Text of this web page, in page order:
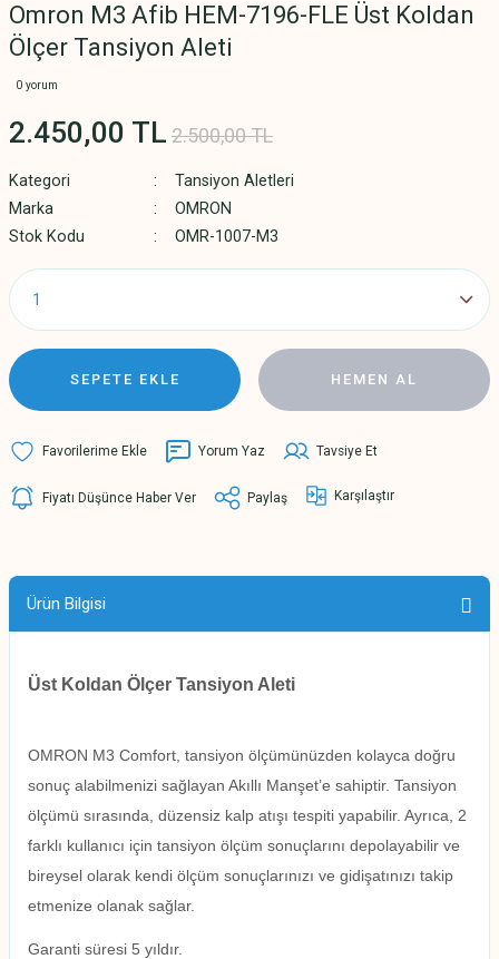
Omron M3 Afib HEM-7196-FLE Üst Koldan
Ölçer Tansiyon Aleti
0 yorum
2.450,00 TL 2.500,00 TL
Kategori
Tansiyon Aletleri
Marka
OMRON
Stok Kodu
OMR-1007-M3
SEPETE EKLE HEMEN AL
Yorum Yaz Tavsiye Et
Fiyatı Düşünce Haber Ver Paylaş Karşılaştır
Ürün Bilgisi
Üst Koldan Ölçer Tansiyon Aleti
OMRON M3 Comfort, tansiyon ölçümünüzden kolayca doğru
sonuç alabilmenizi sağlayan Akıllı Manşet’e sahiptir. Tansiyon
ölçümü sırasında, düzensiz kalp atışı tespiti yapabilir. Ayrıca, 2
farklı kullanıcı için tansiyon ölçüm sonuçlarını depolayabilir ve
bireysel olarak kendi ölçüm sonuçlarınızı ve gidişatınızı takip
etmenize olanak sağlar.
Garanti süresi 5 yıldır.